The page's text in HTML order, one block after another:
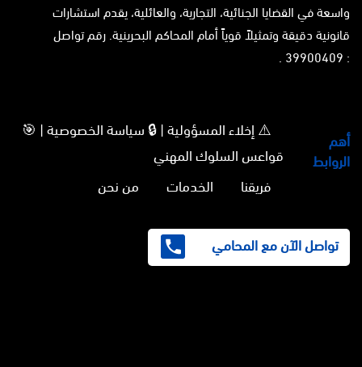
واسعة في القضايا الجنائية، التجارية، والعائلية، يقدم استشارات
قانونية دقيقة وتمثيلاً قوياً أمام المحاكم البحرينية. رقم تواصل
: 39900409 .
أهم
الروابط
⚠️ إخلاء المسؤولية | 🔒 سياسة الخصوصية | 🎯
قواعس السلوك المهني
فريقنا
الخدمات من نحن
تواصل الآن مع المحامي